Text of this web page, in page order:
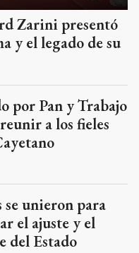
Zarini presentó
y el legado de su
por Pan y Trabajo
a los fieles
se unieron para
el ajuste y el
del Estado